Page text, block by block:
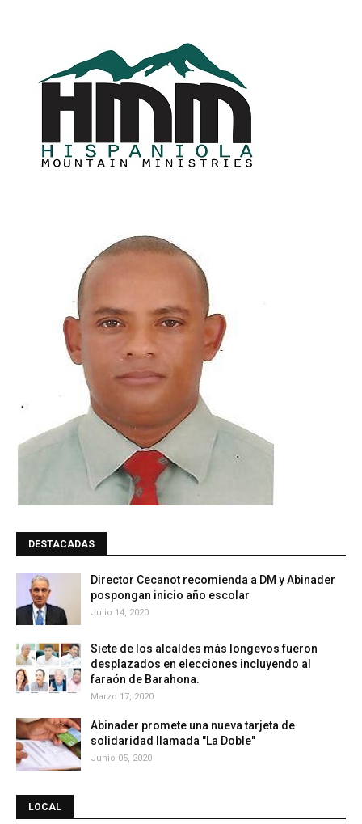
DESTACADAS
Director Cecanot recomienda a DM y Abinader
pospongan inicio año escolar
Julio 14, 2020
Siete de los alcaldes más longevos fueron
desplazados en elecciones incluyendo al
faraón de Barahona.
Marzo 17, 2020
Abinader promete una nueva tarjeta de
solidaridad llamada "La Doble"
Junio 05, 2020
LOCAL